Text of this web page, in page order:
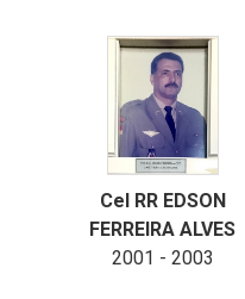
Cel RR EDSON
FERREIRA ALVES
2001 - 2003